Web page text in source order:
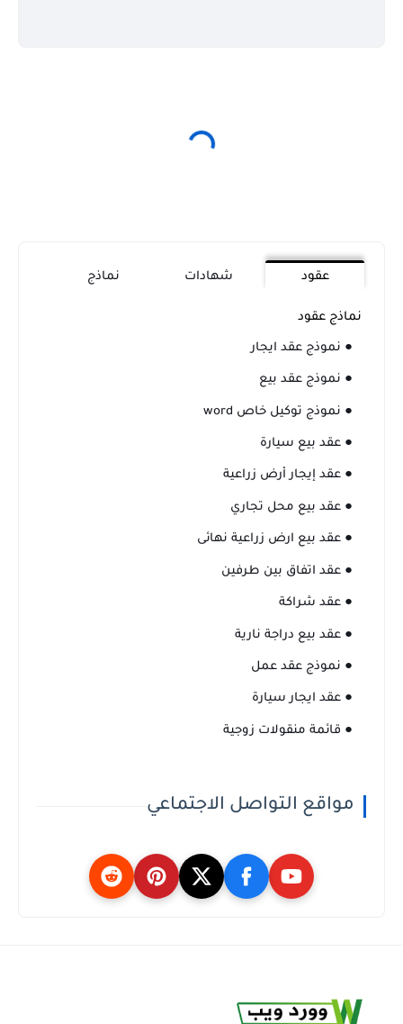
عقود شهادات نماذج
نماذج عقود
● نموذج عقد ايجار
● نموذج عقد بيع
● نموذج توكيل خاص word
● عقد بيع سيارة
● عقد إيجار أرض زراعية
● عقد بيع محل تجاري
● عقد بيع ارض زراعية نهائى
● عقد اتفاق بين طرفين
● عقد شراكة
● عقد بيع دراجة نارية
● نموذج عقد عمل
● عقد ايجار سيارة
● قائمة منقولات زوجية
مواقع التواصل الاجتماعي